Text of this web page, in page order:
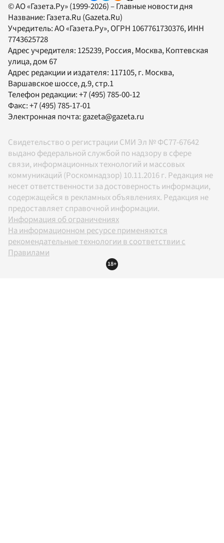
© АО «Газета.Ру» (1999-2026) – Главные новости дня
Название: Газета.Ru (Gazeta.Ru)
Учредитель:АО «Газета.Ру», ОГРН 1067761730376, ИНН
7743625728
Адрес учредителя: 125239, Россия, Москва, Коптевская
улица, дом 67
Адрес редакции и издателя: 117105, г. Москва,
Варшавское шоссе, д.9, стр.1
Телефон редакции:+7 (495) 785-00-12
Факс:+7 (495) 785-17-01
Электронная почта:gazeta@gazeta.ru
Свидетельство о регистрации СМИ Эл № ФС77-67642
выдано федеральной службой по надзору в сфере
связи, информационных технологий и массовых
коммуникаций (Роскомнадзор) 10.11.2016 г. Редакция не
несет ответственности за достоверность информации,
содержащейся в рекламных объявлениях. Редакция не
предоставляет справочной информации.
Информация об ограничениях
На информационном ресурсе применяются
рекомендательные технологии в соответствии с
Правилами
18+